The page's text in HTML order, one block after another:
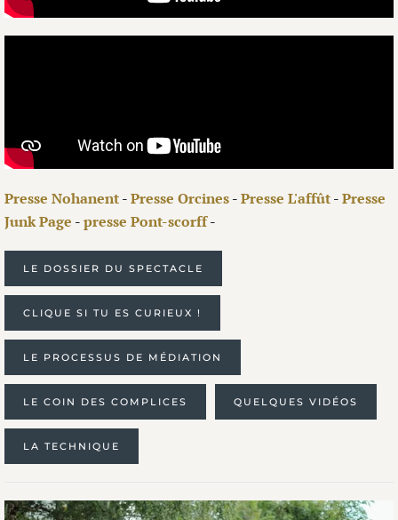
Presse Nohanent-Presse Orcines-Presse L'affût-Presse
Junk Page -presse Pont-scorff-
LE DOSSIER DU SPECTACLE
CLIQUE SI TU ES CURIEUX !
LE PROCESSUS DE MÉDIATION
LE COIN DES COMPLICES QUELQUES VIDÉOS
LA TECHNIQUE